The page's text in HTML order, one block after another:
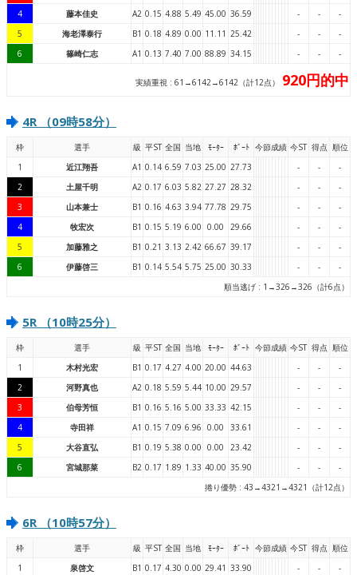
4
藤本佳史 A2 0.15 4.88 5.49 45.00 36.59 - -
-
5
海老澤泰行 B1 0.18 4.89 0.00 11.11 25.42 - -
-
6
篠崎仁志 A1 0.13 7.40 7.00 88.89 34.15 - - -
実績重視 : 61→6142→6142（計12点） 920円的中
4R （09時58分）
枠 選手 級 平ST 全国 当地 ﾓｰﾀｰ ﾎﾞｰﾄ 今節成績 今ST 得点 順位
1
近江翔吾 A1 0.14 6.59 7.03 25.00 27.73 - -
-
2
土屋千明 A2 0.17 6.03 5.82 27.27 28.32 - -
-
3
山本兼士 B1 0.16 4.63 3.94 77.78 29.75 - -
-
4
牧宏次 B1 0.15 5.19 6.00 0.00 29.66 - -
-
5
加藤雅之 B1 0.21 3.13 2.42 66.67 39.17 - -
-
6
伊藤啓三 B1 0.14 5.54 5.75 25.00 30.33 - -
-
順当逃げ : 1→326→326（計6点）
5R （10時25分）
枠 選手 級 平ST 全国 当地 ﾓｰﾀｰ ﾎﾞｰﾄ 今節成績 今ST 得点 順位
1
木村光宏 B1 0.17 4.27 4.00 20.00 44.63 - -
-
2
河野真也 A2 0.18 5.59 5.44 10.00 29.57 - -
-
3
伯母芳恒 B1 0.16 5.16 5.00 33.33 42.15 - -
-
4
寺田祥 A1 0.15 7.09 6.96 0.00 33.61 - -
-
5
大谷直弘 B1 0.19 5.38 0.00 0.00 23.42 - -
-
6
宮城那菜 B2 0.17 1.89 1.33 40.00 35.90 - -
-
捲り優勢 : 43→4321→4321（計12点）
6R （10時57分）
枠 選手 級 平ST 全国 当地 ﾓｰﾀｰ ﾎﾞｰﾄ 今節成績 今ST 得点 順位
1
泉啓文 B1 0.17 4.30 0.00 29.41 33.90 - - -